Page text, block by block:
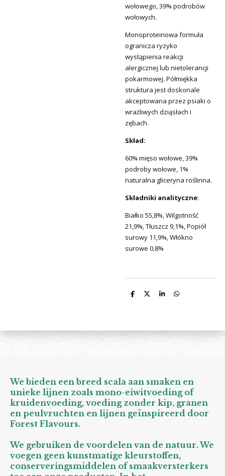
wołowego, 39% podrobów
wołowych.
Monoproteinowa formuła
ogranicza ryzyko
wystąpienia reakcji
alergicznej lub nietolerancji
pokarmowej. Półmiękka
struktura jest doskonale
akceptowana przez psiaki o
wrażliwych dziąsłach i
zębach.
Skład:
60% mięso wołowe, 39%
podroby wołowe, 1%
naturalna gliceryna roślinna.
Składniki analityczne:
Białko 55,8%, Wilgotność
21,9%, Tłuszcz 9,1%, Popiół
surowy 11,9%, Włókno
surowe 0,8%
D
D
S
D
We bieden een breed scala aan smaken en
unieke lijnen zoals mono-eiwitvoeding of
kruidenvoeding, voeding zonder kip, granen
en peulvruchten en lijnen geïnspireerd door
Forest Flavours.
We gebruiken de voordelen van de natuur. We
voegen geen kunstmatige kleurstoffen,
conserveringsmiddelen of smaakversterkers